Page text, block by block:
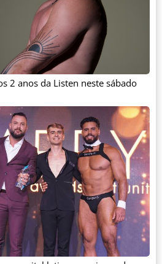
2 anos da Listen neste sábado